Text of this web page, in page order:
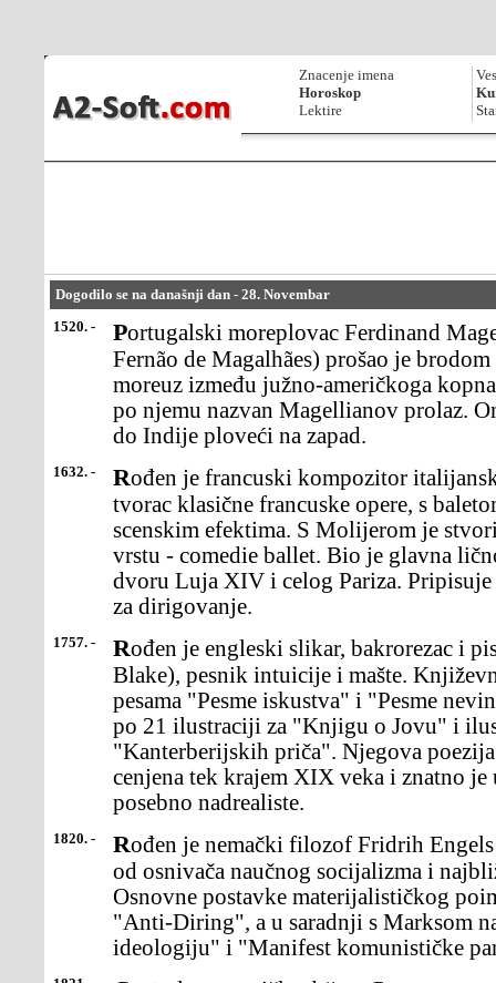
Znacenje imena
Horoskop
Lektire
Dogodilo se na današnji dan - 28. Novembar
1520. -
Portugalski moreplovac Ferdinand Magelan (Magellan, originalno
Fernão de Magalhães) prošao je
moreuz između južno-američkoga
po njemu nazvan Magellianov prolaz.
do Indije ploveći na zapad.
1632. - Rođen je francuski kompozitor italijanskog porekla Žan Batist Lili,
tvorac klasične francuske opere, s
scenskim efektima. S Molijerom je
vrstu - comedie ballet. Bio je glavna
dvoru Luja XIV i celog Pariza. Pripisuje
za dirigovanje.
1757. - Rođen je engleski slikar, bakrorezac i pisac Vilijam Blejk (William
Blake), pesnik intuicije i mašte.
pesama "Pesme iskustva" i "Pesme
po 21 ilustraciji za "Knjigu o Jovu" i
"Kanterberijskih priča". Njegova
cenjena tek krajem XIX veka i znatno je
posebno nadrealiste.
1820. - Rođen je nemački filozof Fridrih Engels (Friedrich Engels), jedan
od osnivača naučnog socijalizma i
Osnovne postavke materijalističkog
"Anti-Diring", a u saradnji s Marksom
ideologiju" i "Manifest komunističke